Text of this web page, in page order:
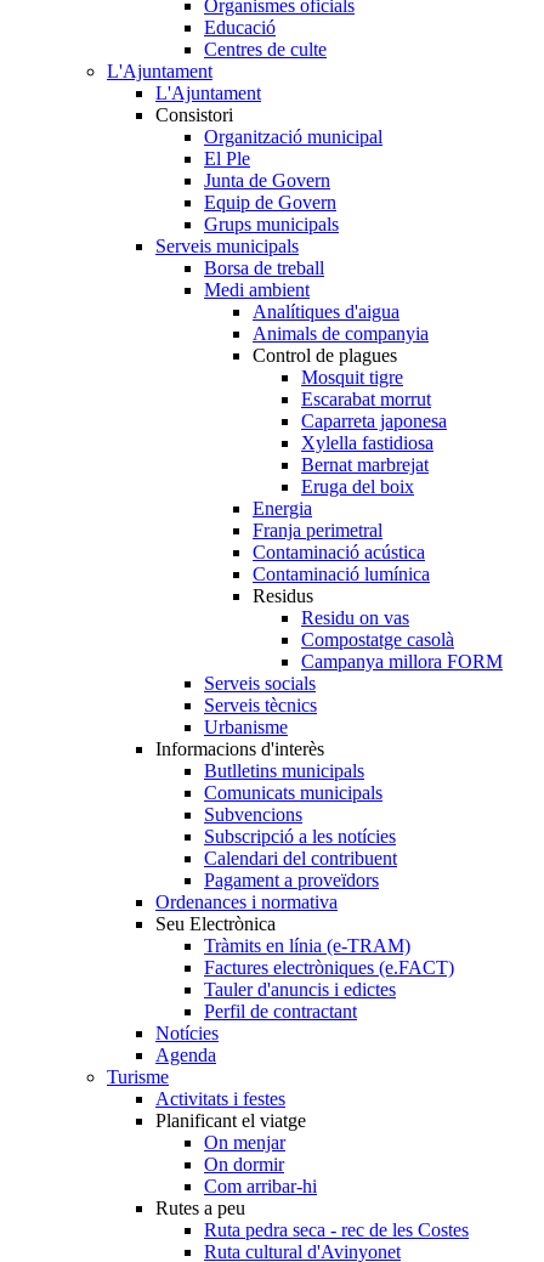
Organismes oficials
Educació
Centres de culte
L'Ajuntament
L'Ajuntament
Consistori
Organització municipal
El Ple
Junta de Govern
Equip de Govern
Grups municipals
Serveis municipals
Borsa de treball
Medi ambient
Analítiques d'aigua
Animals de companyia
Control de plagues
Mosquit tigre
Escarabat morrut
Caparreta japonesa
Xylella fastidiosa
Bernat marbrejat
Eruga del boix
Energia
Franja perimetral
Contaminació acústica
Contaminació lumínica
Residus
Residu on vas
Compostatge casolà
Campanya millora FORM
Serveis socials
Serveis tècnics
Urbanisme
Informacions d'interès
Butlletins municipals
Comunicats municipals
Subvencions
Subscripció a les notícies
Calendari del contribuent
Pagament a proveïdors
Ordenances i normativa
Seu Electrònica
Tràmits en línia (e-TRAM)
Factures electròniques (e.FACT)
Tauler d'anuncis i edictes
Perfil de contractant
Notícies
Agenda
Turisme
Activitats i festes
Planificant el viatge
On menjar
On dormir
Com arribar-hi
Rutes a peu
Ruta pedra seca - rec de les Costes
Ruta cultural d'Avinyonet